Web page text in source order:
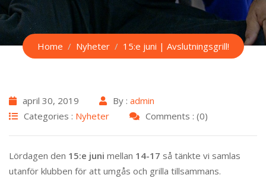
Home Nyheter 15:e juni | Avslutningsgrill!
april 30, 2019 By : admin
Categories : Nyheter Comments : (0)
Lördagen den 15:e juni mellan 14-17 så tänkte vi samlas
utanför klubben för att umgås och grilla tillsammans.